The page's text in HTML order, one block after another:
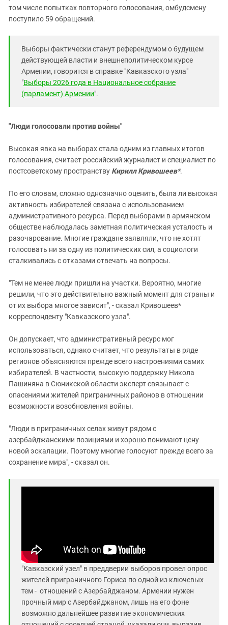
том числе попытках повторного голосования, омбудсмену
поступило 59 обращений.
Выборы фактически станут референдумом о будущем
действующей власти и внешнеполитическом курсе
Армении, говорится в справке "Кавказского узла"
"Выборы 2026 года в Национальное собрание
(парламент) Армении".
"Люди голосовали против войны"
Высокая явка на выборах стала одним из главных итогов
голосования, считает российский журналист и специалист по
постсоветскому пространству Кирилл Кривошеев*.
По его словам, сложно однозначно оценить, была ли высокая
активность избирателей связана с использованием
административного ресурса. Перед выборами в армянском
обществе наблюдалась заметная политическая усталость и
разочарование. Многие граждане заявляли, что не хотят
голосовать ни за одну из политических сил, а социологи
сталкивались с отказами отвечать на вопросы.
"Тем не менее люди пришли на участки. Вероятно, многие
решили, что это действительно важный момент для страны и
от их выбора многое зависит", - сказал Кривошеев*
корреспонденту "Кавказского узла".
Он допускает, что административный ресурс мог
использоваться, однако считает, что результаты в ряде
регионов объясняются прежде всего настроениями самих
избирателей. В частности, высокую поддержку Никола
Пашиняна в Сюникской области эксперт связывает с
опасениями жителей приграничных районов в отношении
возможности возобновления войны.
"Люди в приграничных селах живут рядом с
азербайджанскими позициями и хорошо понимают цену
новой эскалации. Поэтому многие голосуют прежде всего за
сохранение мира", - сказал он.
"Кавказский узел" в преддверии выборов провел опрос
жителей приграничного Гориса по одной из ключевых
тем - отношений с Азербайджаном. Армении нужен
прочный мир с Азербайджаном, лишь на его фоне
возможно дальнейшее развитие экономических